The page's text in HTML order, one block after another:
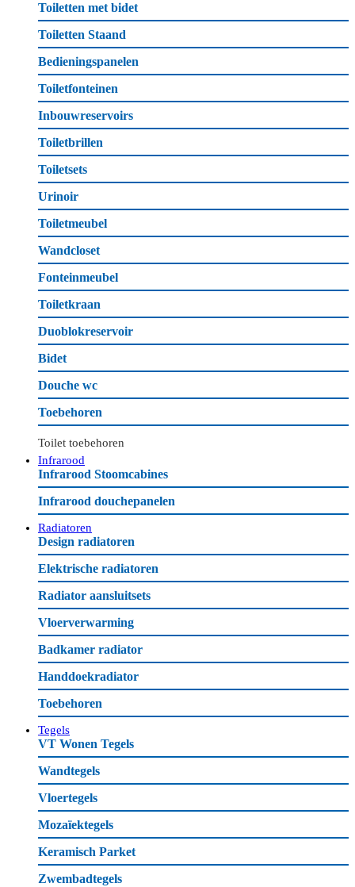
Toiletten met bidet
Toiletten Staand
Bedieningspanelen
Toiletfonteinen
Inbouwreservoirs
Toiletbrillen
Toiletsets
Urinoir
Toiletmeubel
Wandcloset
Fonteinmeubel
Toiletkraan
Duoblokreservoir
Bidet
Douche wc
Toebehoren
Toilet toebehoren
Infrarood
Infrarood Stoomcabines
Infrarood douchepanelen
Radiatoren
Design radiatoren
Elektrische radiatoren
Radiator aansluitsets
Vloerverwarming
Badkamer radiator
Handdoekradiator
Toebehoren
Tegels
VT Wonen Tegels
Wandtegels
Vloertegels
Mozaïektegels
Keramisch Parket
Zwembadtegels